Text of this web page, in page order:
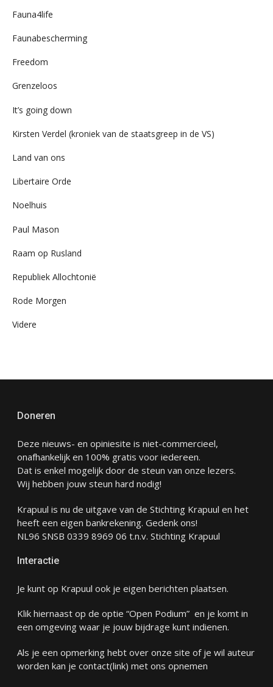
Fauna4life
Faunabescherming
Freedom
Grenzeloos
It’s going down
Kirsten Verdel (kroniek van de staatsgreep in de VS)
Land van ons
Libertaire Orde
Noelhuis
Paul Mason
Raam op Rusland
Republiek Allochtonië
Rode Morgen
Videre
Doneren
Deze nieuws- en opiniesite is niet-commercieel,
onafhankelijk en 100% gratis voor iedereen.
Dat is enkel mogelijk door de steun van onze lezers.
Wij hebben jouw steun hard nodig!
Krapuul is nu de uitgave van de Stichting Krapuul en het
heeft een eigen bankrekening. Gedenk ons!
NL96 SNSB 0339 8969 06 t.n.v. Stichting Krapuul
Interactie
Je kunt op Krapuul ook je eigen berichten plaatsen.
Klik hiernaast op de optie “Open Podium” en je komt in
een omgeving waar je jouw bijdrage kunt indienen.
Als je een opmerking hebt over onze site of je wil auteur
worden kan je contact(link) met ons opnemen